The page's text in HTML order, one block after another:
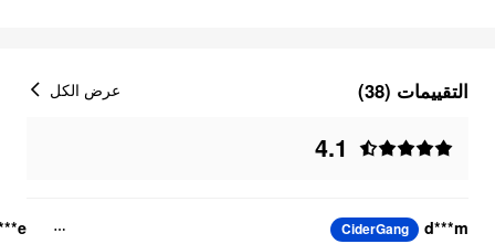
التقييمات (38)
4.1
عرض الكل
d***m
CiderGang